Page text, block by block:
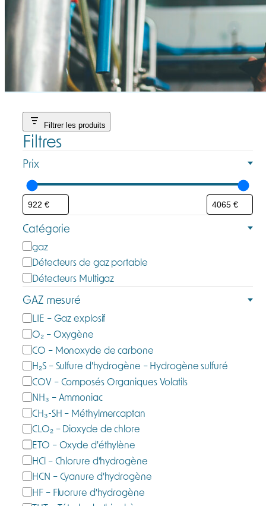
Filtrer les produits
Filtres
Prix
Catégorie
C
a
t
é
g
o
i
e
gaz
Détecteurs de gaz portable
Détecteurs Multigaz
GAZ mesuré
G
a
z
m
e
s
u
r
é
LIE – Gaz explosif
O₂ – Oxygène
CO – Monoxyde de carbone
H₂S – Sulfure d'hydrogène – Hydrogène sulfuré
COV – Composés Organiques Volatils
NH₃ – Ammoniac
CH₃-SH – Méthylmercaptan
CLO₂ – Dioxyde de chlore
ETO – Oxyde d'éthylène
HCl – Chlorure d’hydrogène
HCN – Cyanure d'hydrogène
HF – Fluorure d'hydrogène